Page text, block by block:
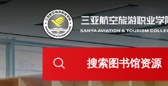
搜索图书馆资源